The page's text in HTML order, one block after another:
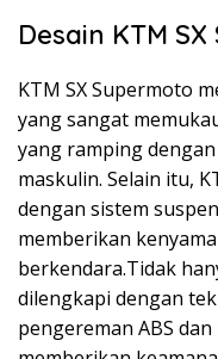
Desain KTM
KTM SX Supermoto
yang sangat
yang ramping
maskulin. Selain itu,
dengan sistem
memberikan
berkendara.Tidak
dilengkapi dengan
pengereman ABS